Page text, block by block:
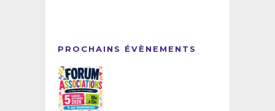
PROCHAINS ÉVÈNEMENTS